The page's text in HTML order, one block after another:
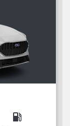
local_gas_station